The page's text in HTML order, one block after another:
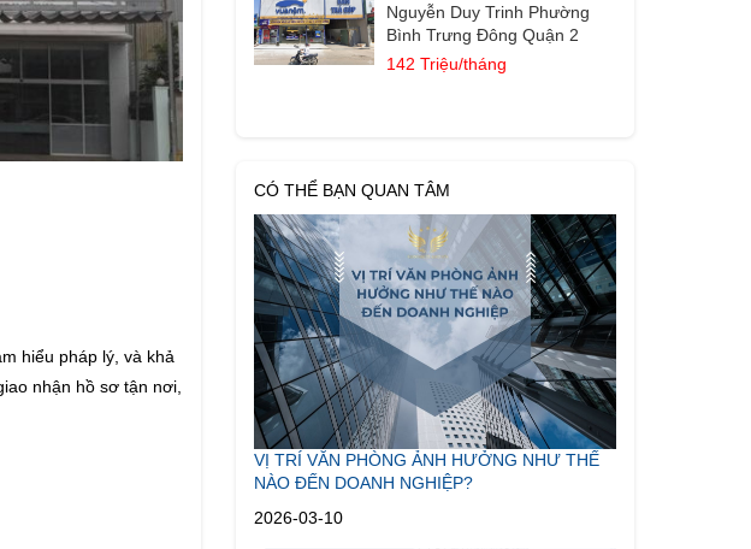
hiểu pháp lý, và khả
nhận hồ sơ tận nơi,
Nguyễn Duy Trinh Phường
Bình Trưng Đông Quận 2
142 Triệu/tháng
CÓ THỂ BẠN QUAN TÂM
VỊ TRÍ VĂN PHÒNG ẢNH HƯỞNG NHƯ THẾ
NÀO ĐẾN DOANH NGHIỆP?
2026-03-10